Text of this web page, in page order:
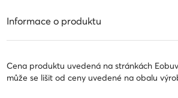
Informace o produktu
Cena produktu uvedená na stránkách
může se lišit od ceny uvedené na obalu